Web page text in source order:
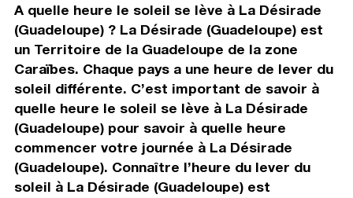
A quelle heure le soleil se lève à La Désirade
(Guadeloupe) ? La Désirade (Guadeloupe) est
un Territoire de la Guadeloupe de la zone
Caraïbes. Chaque pays a une heure de lever du
soleil différente. C’est important de savoir à
quelle heure le soleil se lève à La Désirade
(Guadeloupe) pour savoir à quelle heure
commencer votre journée à La Désirade
(Guadeloupe). Connaître l’heure du lever du
soleil à La Désirade (Guadeloupe) est